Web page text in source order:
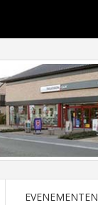
EVENEMENTEN